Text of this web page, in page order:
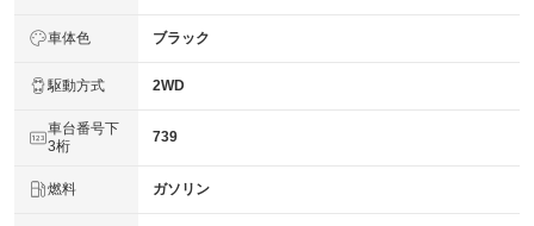
車体色 ブラック
駆動方式 2WD
車台番号下
3桁
739
燃料 ガソリン